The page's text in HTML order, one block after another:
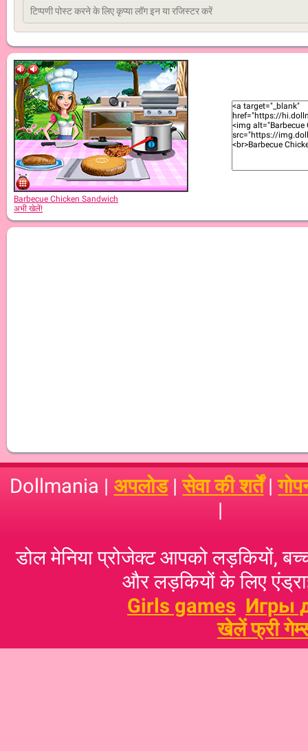
Barbecue Chicken Sandwich
अभी खेलें!
Dollmania | अपलोड|सेवा की शर्तें|
|
डोल मेनिया प्रोजेक्ट आपको लड़कियों,
और लड़कियों के लिए
Girls games Игры
खेलें फ्री